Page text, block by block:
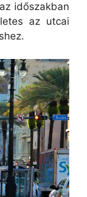
időszakban
az utcai